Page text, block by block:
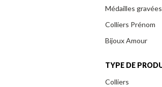
Médailles gravées
Colliers Prénom
Bijoux Amour
TYPE DE
Colliers